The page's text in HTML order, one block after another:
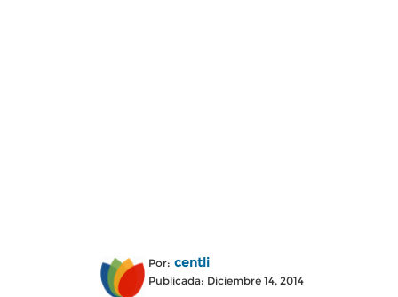
Por: centli
Publicada: Diciembre 14, 2014